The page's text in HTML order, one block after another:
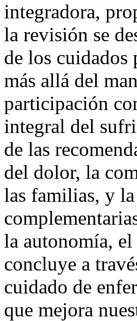
integradora,
la revisión se
de los cuidados
más allá del
participación
integral del
de las
del dolor, la
las familias, y
la autonomía,
concluye a
cuidado de
que mejora